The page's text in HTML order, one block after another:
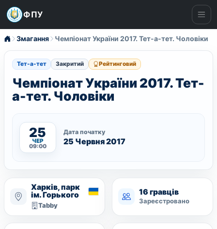
ФПУ
Змагання Чемпіонат України 2017. Тет-а-тет. Чоловiки
Тет-а-тет Закритий Рейтинговий
Чемпіонат України 2017. Тет-
а-тет. Чоловiки
25
ЧЕР
09:00
Дата початку
25 Червня 2017
Харків, парк
ім. Горького
Tabby
16 гравців
Зареєстровано